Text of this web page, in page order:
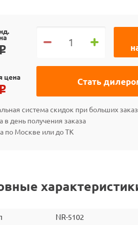
Стать
цена
система скидок при больших
в день получения заказа
по Москве или до ТК
NR-5102